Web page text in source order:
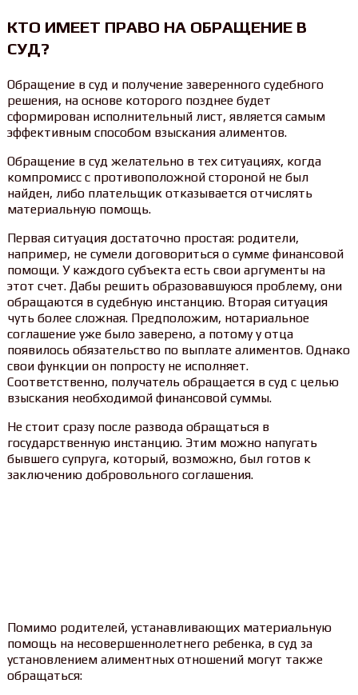
КТО ИМЕЕТ ПРАВО НА ОБРАЩЕНИЕ В
СУД?
Обращение в суд и получение заверенного судебного
решения, на основе которого позднее будет
сформирован исполнительный лист, является самым
эффективным способом взыскания алиментов.
Обращение в суд желательно в тех ситуациях, когда
компромисс с противоположной стороной не был
найден, либо плательщик отказывается отчислять
материальную помощь.
Первая ситуация достаточно простая: родители,
например, не сумели договориться о сумме финансовой
помощи. У каждого субъекта есть свои аргументы на
этот счет. Дабы решить образовавшуюся проблему, они
обращаются в судебную инстанцию. Вторая ситуация
чуть более сложная. Предположим, нотариальное
соглашение уже было заверено, а потому у отца
появилось обязательство по выплате алиментов. Однако
свои функции он попросту не исполняет.
Соответственно, получатель обращается в суд с целью
взыскания необходимой финансовой суммы.
Не стоит сразу после развода обращаться в
государственную инстанцию. Этим можно напугать
бывшего супруга, который, возможно, был готов к
заключению добровольного соглашения.
Помимо родителей, устанавливающих материальную
помощь на несовершеннолетнего ребенка, в суд за
установлением алиментных отношений могут также
обращаться: